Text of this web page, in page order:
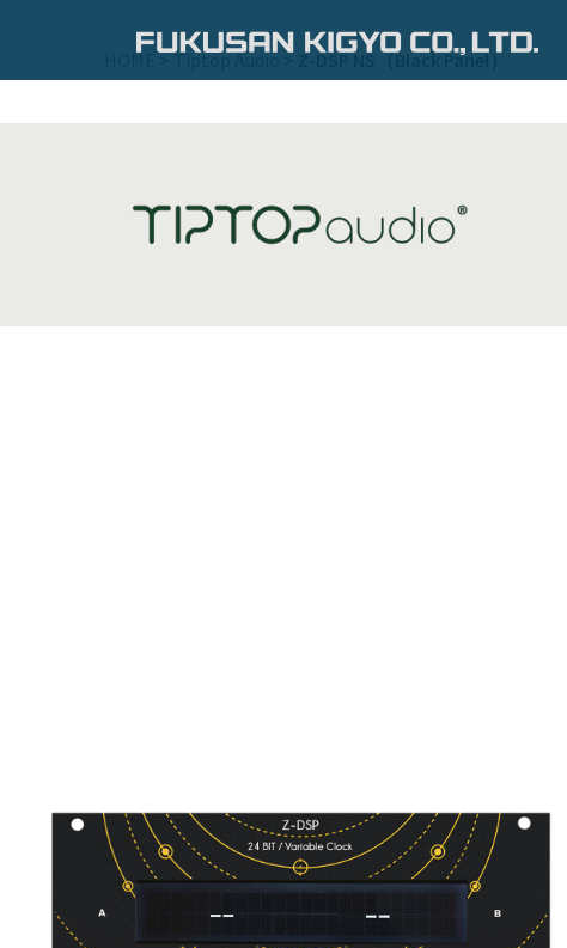
テ
HOME >Tiptop Audio > Z-DSP NS（Black Panel）